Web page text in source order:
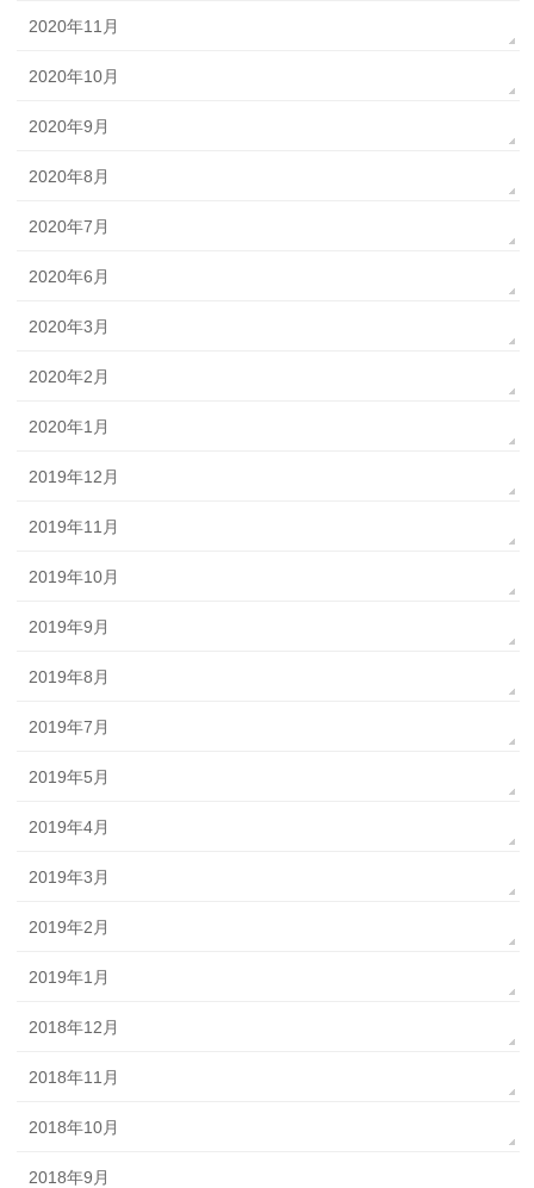
2020年11月
2020年10月
2020年9月
2020年8月
2020年7月
2020年6月
2020年3月
2020年2月
2020年1月
2019年12月
2019年11月
2019年10月
2019年9月
2019年8月
2019年7月
2019年5月
2019年4月
2019年3月
2019年2月
2019年1月
2018年12月
2018年11月
2018年10月
2018年9月